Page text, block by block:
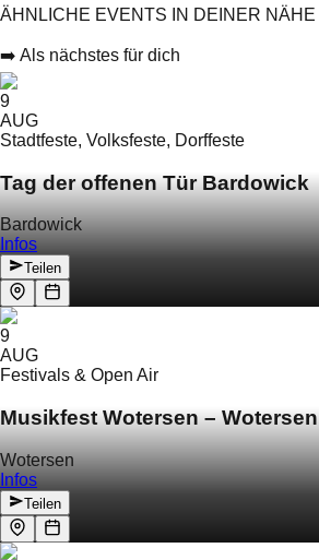
ÄHNLICHE EVENTS IN DEINER NÄHE
➡️ Als nächstes für dich
9
AUG
Stadtfeste, Volksfeste, Dorffeste
Tag der offenen Tür Bardowick
Bardowick
Infos
Teilen
9
AUG
Festivals & Open Air
Musikfest Wotersen – Wotersen
Wotersen
Infos
Teilen